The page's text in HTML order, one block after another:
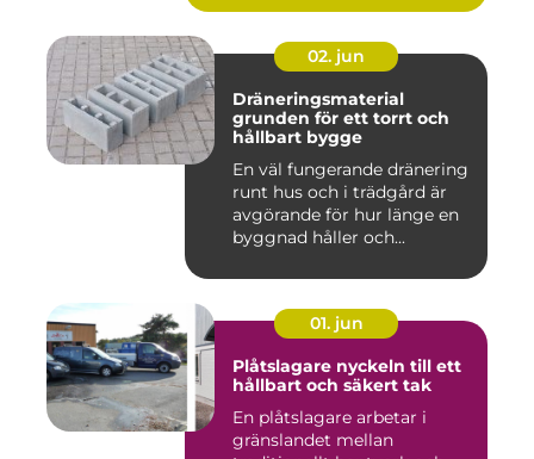
02. jun
Dräneringsmaterial
grunden för ett torrt och
hållbart bygge
En väl fungerande dränering
runt hus och i trädgård är
avgörande för hur länge en
byggnad håller och...
01. jun
Plåtslagare nyckeln till ett
hållbart och säkert tak
En plåtslagare arbetar i
gränslandet mellan